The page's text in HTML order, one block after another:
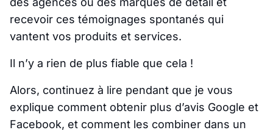
recevoir ces témoignages spontanés qui
vantent vos produits et services.
Il n’y a rien de plus fiable que cela !
Alors, continuez à lire pendant que je vous
explique comment obtenir plus d’avis Google et
Facebook, et comment les combiner dans un